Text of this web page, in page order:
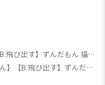
【ずんだもん】【B:飛び出す】ずんだもん 描き下ろしブランケット
【ずんだもん】【B:飛び出す】ずんだもん 描き下ろしブランケット